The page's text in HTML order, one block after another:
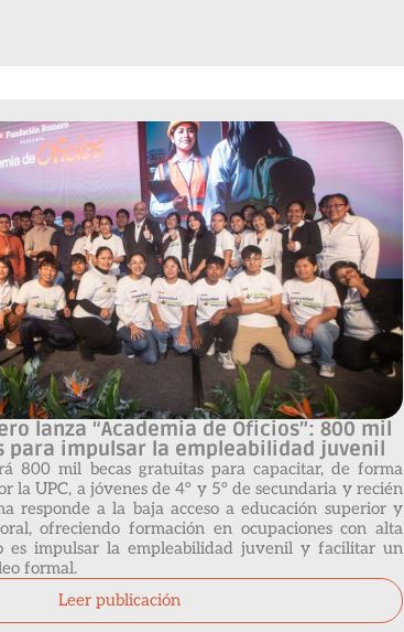
lanza “Academia de Oficios”: 800 mil
para impulsar la empleabilidad juvenil
800 mil becas gratuitas para capacitar, de forma
la UPC, a jóvenes de 4° y 5° de secundaria y recién
responde a la baja acceso a educación superior y
ofreciendo formación en ocupaciones con alta
es impulsar la empleabilidad juvenil y facilitar un
formal.
Leer publicación